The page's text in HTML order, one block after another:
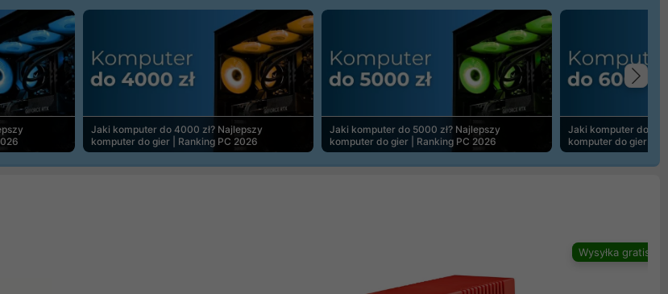
Jaki komputer do 4000 zł? Najlepszy
komputer do gier | Ranking PC 2026
Jaki komputer do 5000 zł? Najlepszy
komputer do gier | Ranking PC 2026
Jaki komputer do
komputer do gier |
Wysyłka gratis